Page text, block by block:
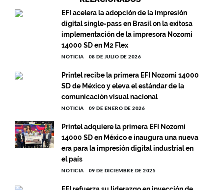
EFI acelera la adopción de la impresión
digital single-pass en Brasil on la exitosa
implementación de la impresora Nozomi
14000 SD en M2 Flex
NOTICIA 08 DE JULIO DE 2026
Printel recibe la primera EFI Nozomi 14000
SD de México y eleva el estándar de la
comunicación visual nacional
NOTICIA 09 DE ENERO DE 2026
Printel adquiere la primera EFI Nozomi
14000 SD en México e inaugura una nueva
era para la impresión digital industrial en
el país
NOTICIA 09 DE DICIEMBRE DE 2025